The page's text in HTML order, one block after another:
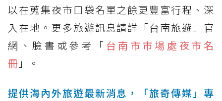
以在蒐集夜市口袋名單之餘更豐富行程、深
入在地。更多旅遊訊息請詳「台南旅遊」官
網、臉書或參考「 台南市市場處夜市名
冊 」。
提供海內外旅遊最新消息，「旅奇傳媒」專